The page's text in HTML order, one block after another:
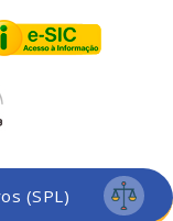
(SPL)